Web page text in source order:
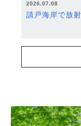
2026.07.08
請戸海岸で放